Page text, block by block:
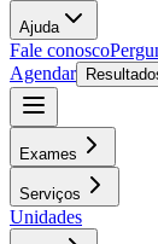
Ajuda
Fale conosco
Agendar
Exames
Serviços
Unidades